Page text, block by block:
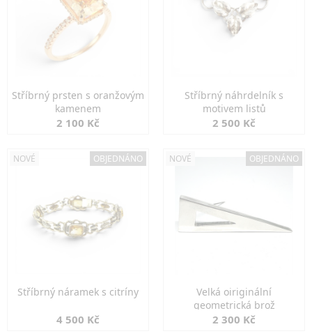
Stříbrný prsten s oranžovým
kamenem
2 100 Kč
Stříbrný náhrdelník s
motivem listů
2 500 Kč
NOVÉ OBJEDNÁNO
Stříbrný náramek s citríny
4 500 Kč
NOVÉ OBJEDNÁNO
Velká oiriginální
geometrická brož
2 300 Kč